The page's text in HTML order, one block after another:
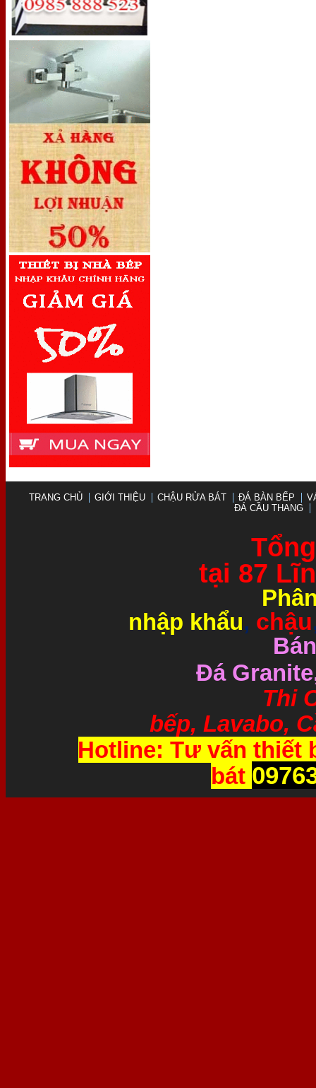
TRANG CHỦ GIỚI THIỆU CHẬU RỬA BÁT ĐÁ BÀN BẾP
ĐÁ CẦU THANG
tại 87
nhập khẩu, chậu
Đá
Thi Công và
bếp, Lavabo,
Hotline: Tư vấn thiết
bát